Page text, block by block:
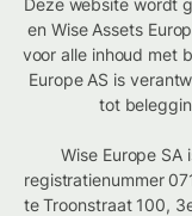
en Wise Assets
voor alle inhoud met
Europe AS is
tot
Wise Europe
registratienummer
te Troonstraat 100,